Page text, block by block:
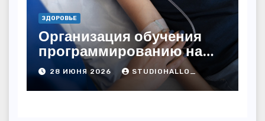
ЗДОРОВЬЕ
Организация обучения
программированию на
дому
28 ИЮНЯ 2026 STUDIOHALLO_